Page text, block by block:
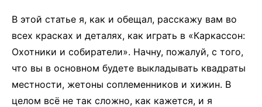
В этой статье я, как и обещал, расскажу вам во
всех красках и деталях, как играть в «Каркассон:
Охотники и собиратели». Начну, пожалуй, с того,
что вы в основном будете выкладывать квадраты
местности, жетоны соплеменников и хижин. В
целом всё не так сложно, как кажется, и я